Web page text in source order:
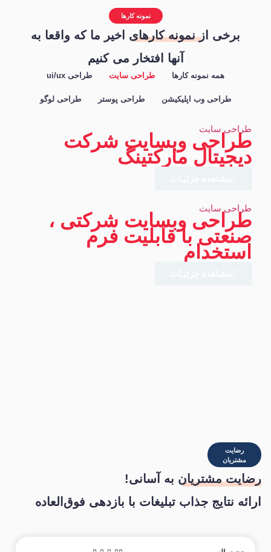
نمونه کارها
برخی ازنمونه کارهای اخیر ما که واقعا به
آنها افتخار می کنیم
همه نمونه کارها طراحی سایت طراحی ui/ux
طراحی وب اپلیکیشن طراحی پوستر طراحی لوگو
طراحی وبسایت شرکت
دیجیتال مارکتینگ
طراحی سایت
طراحی وبسایت شرکتی ،
صنعتی با قابلیت فرم
استخدام
طراحی سایت
رضایت
مشتریان
رضایت مشتریان به آسانی!
ارائه نتایج جذاب تبلیغات با بازدهی فوق‌العاده